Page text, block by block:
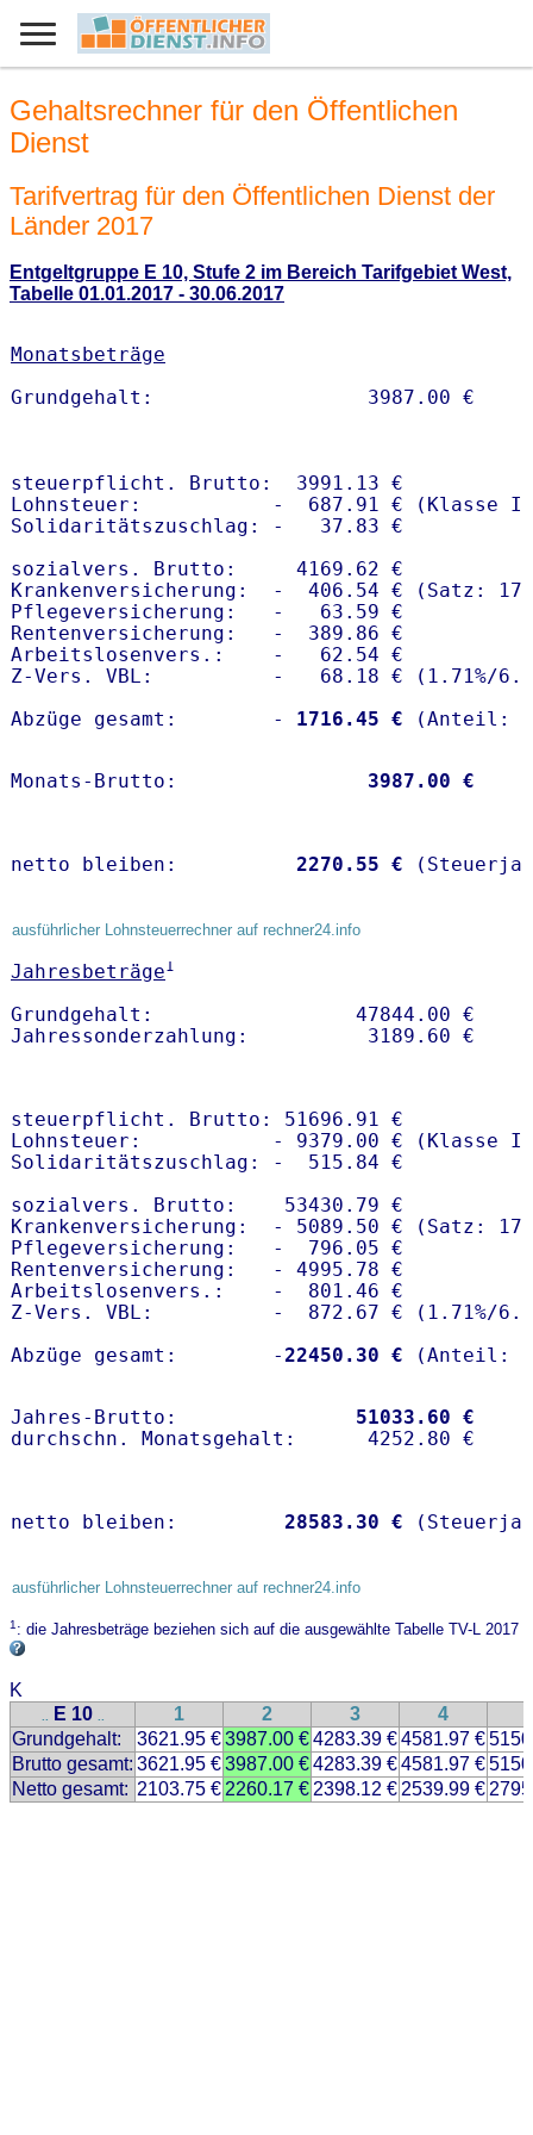
Gehaltsrechner für den Öffentlichen
Dienst
Tarifvertrag für den Öffentlichen Dienst der
Länder 2017
Entgeltgruppe E 10, Stufe 2 im Bereich Tarifgebiet West,
Tabelle 01.01.2017 - 30.06.2017
Monatsbeträge
steuerpflicht. Brutto:  3991.13 €
Lohnsteuer:           -  687.91 € (Klasse I)
Solidaritätszuschlag: -   37.83 €
sozialvers. Brutto:     4169.62 €
Krankenversicherung:  -  406.54 € (Satz:
Pflegeversicherung:   -   63.59 €
Rentenversicherung:   -  389.86 €
Arbeitslosenvers.:    -   62.54 €
Z-Vers. VBL:          -   68.18 € ( 1.71%/
Abzüge gesamt:        -
1716.45 €
Monats-Brutto: 3987.00 €
netto bleiben: 2270.55 €
ausführlicher Lohnsteuerrechner auf rechner24.info
Jahresbeträge1
Grundgehalt:                 47844.00 €
steuerpflicht. Brutto: 51696.91 €
Lohnsteuer:           - 9379.00 € (Klasse I)
Solidaritätszuschlag: -  515.84 €
sozialvers. Brutto:    53430.79 €
Krankenversicherung:  - 5089.50 € (Satz:
Pflegeversicherung:   -  796.05 €
Rentenversicherung:   - 4995.78 €
Arbeitslosenvers.:    -  801.46 €
Z-Vers. VBL:          -  872.67 € ( 1.71%/
Abzüge gesamt:        -22450.30 €
Jahres-Brutto: 51033.60 €
netto bleiben: 28583.30 €
ausführlicher Lohnsteuerrechner auf rechner24.info
1: die Jahresbeträge beziehen sich auf die ausgewählte Tabelle TV-L 2017
K
.. E 10 .. 1 2 3 4
Grundgehalt:
3621.95 €3987.00 €4283.39 €4581.97 €
Brutto gesamt: 3621.95 €3987.00 €4283.39 €4581.97 €
Netto gesamt: 2103.75 € 2260.17 € 2398.12 € 2539.99 €